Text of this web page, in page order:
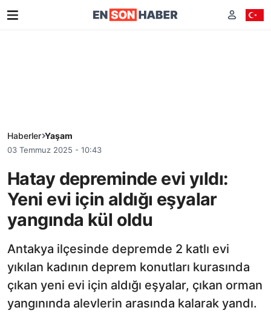
Haberler Yaşam
03 Temmuz 2025 - 10:43
Hatay depreminde evi yıldı:
Yeni evi için aldığı eşyalar
yangında kül oldu
Antakya ilçesinde depremde 2 katlı evi
yıkılan kadının deprem konutları kurasında
çıkan yeni evi için aldığı eşyalar, çıkan orman
yangınında alevlerin arasında kalarak yandı.